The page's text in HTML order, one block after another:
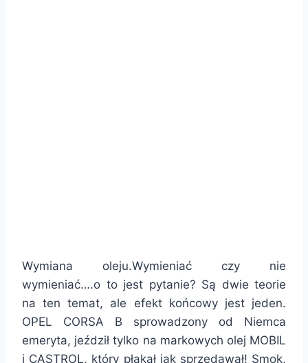
Wymiana oleju.Wymieniać czy nie
wymieniać….o to jest pytanie? Są dwie teorie
na ten temat, ale efekt końcowy jest jeden.
OPEL CORSA B sprowadzony od Niemca
emeryta, jeździł tylko na markowych olej MOBIL
i CASTROL, który płakał jak sprzedawał! Smok,